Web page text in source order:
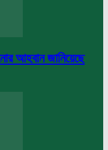
আহবান জানিয়েছে